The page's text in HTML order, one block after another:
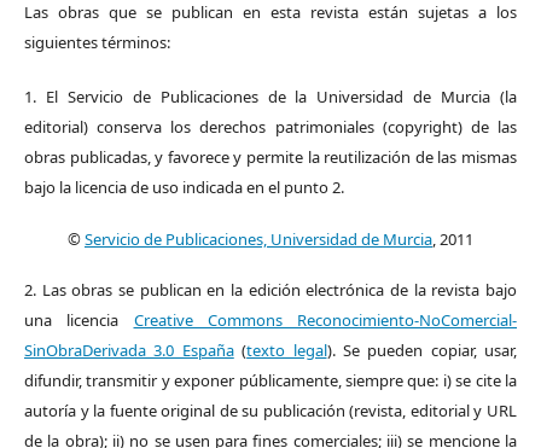
Las obras que se publican en esta revista están sujetas a los
siguientes términos:
1. El Servicio de Publicaciones de la Universidad de Murcia (la
editorial) conserva los derechos patrimoniales (copyright) de las
obras publicadas, y favorece y permite la reutilización de las mismas
bajo la licencia de uso indicada en el punto 2.
©Servicio de Publicaciones, Universidad de Murcia, 2011
2. Las obras se publican en la edición electrónica de la revista bajo
una licencia Creative Commons Reconocimiento-NoComercial-
SinObraDerivada 3.0 España(texto legal). Se pueden copiar, usar,
difundir, transmitir y exponer públicamente, siempre que: i) se cite la
autoría y la fuente original de su publicación (revista, editorial y URL
de la obra); ii) no se usen para fines comerciales; iii) se mencione la